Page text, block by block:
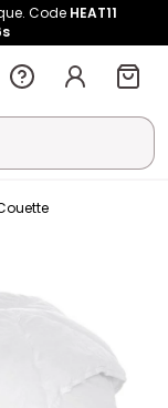
Code HEAT11